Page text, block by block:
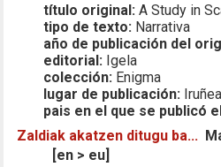
título original: A Study in
tipo de texto: Narrativa
año de publicación del
editorial: Igela
colección: Enigma
lugar de publicación: Iruñea
pais en el que se publicó
Zaldiak akatzen ditugu ba...
[en > eu]